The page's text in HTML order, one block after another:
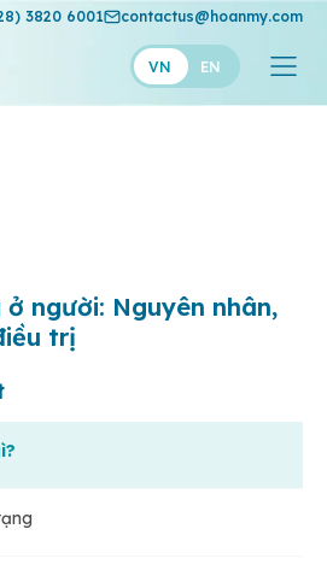
3820 6001 contactus@hoanmy.com
VN EN
Thuận Mỹ
người: Nguyên nhân,
trị